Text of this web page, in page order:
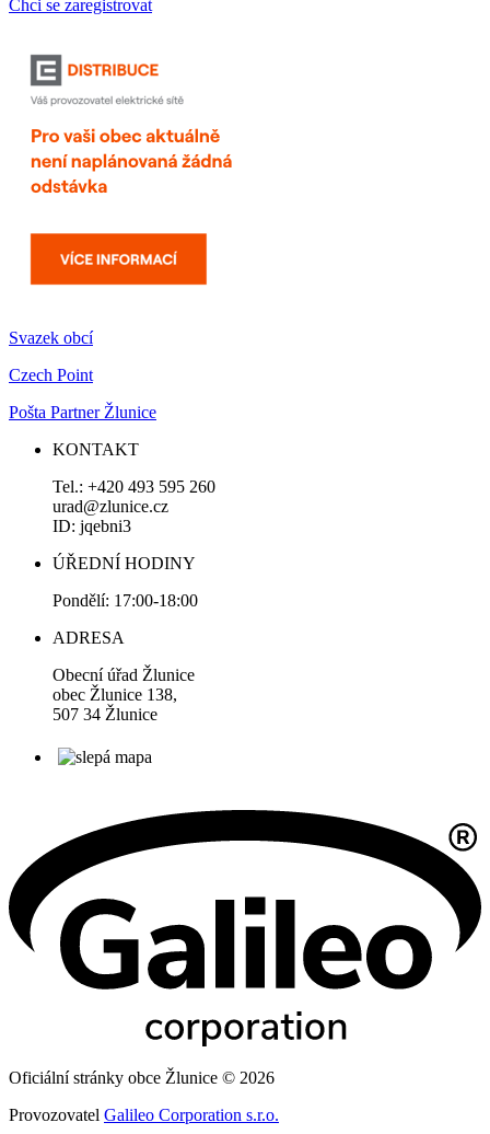
Chci se zaregistrovat
Svazek obcí
Czech Point
Pošta Partner Žlunice
KONTAKT
Tel.: +420 493 595 260
urad@zlunice.cz
ID: jqebni3
ÚŘEDNÍ HODINY
Pondělí: 17:00-18:00
ADRESA
Obecní úřad Žlunice
obec Žlunice 138,
507 34 Žlunice
Oficiální stránky obce Žlunice © 2026
Provozovatel Galileo Corporation s.r.o.